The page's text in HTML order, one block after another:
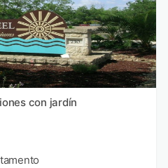
con jardín